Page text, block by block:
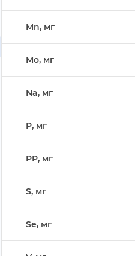
Mn, м
Mo, м
Na, м
P, м
PP, м
S, м
Se, м